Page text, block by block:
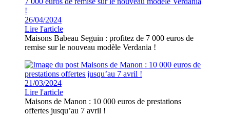
26/04/2024
Lire l'article
Maisons Babeau Seguin : profitez de 7 000 euros de
remise sur le nouveau modèle Verdania !
21/03/2024
Lire l'article
Maisons de Manon : 10 000 euros de prestations
offertes jusqu’au 7 avril !